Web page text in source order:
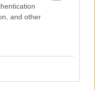
and other
egyeztetett a
vitték el a mezőtúri